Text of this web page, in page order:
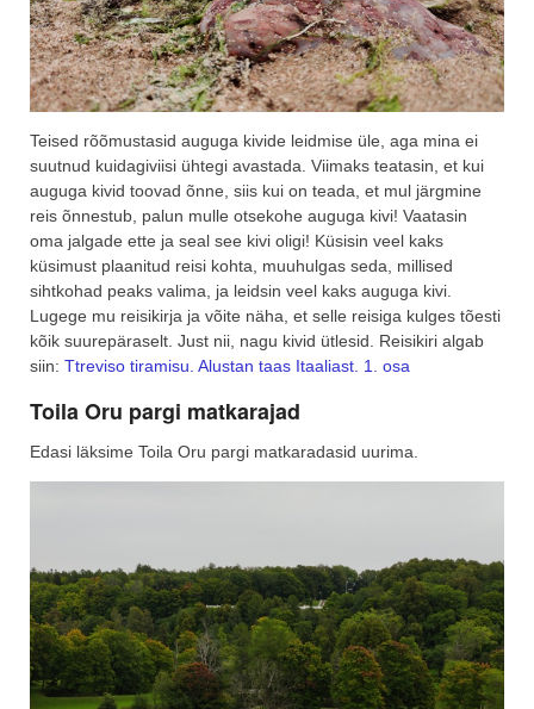
Teised rõõmustasid auguga kivide leidmise üle, aga mina ei
suutnud kuidagiviisi ühtegi avastada. Viimaks teatasin, et kui
auguga kivid toovad õnne, siis kui on teada, et mul järgmine
reis õnnestub, palun mulle otsekohe auguga kivi! Vaatasin
oma jalgade ette ja seal see kivi oligi! Küsisin veel kaks
küsimust plaanitud reisi kohta, muuhulgas seda, millised
sihtkohad peaks valima, ja leidsin veel kaks auguga kivi.
Lugege mu reisikirja ja võite näha, et selle reisiga kulges tõesti
kõik suurepäraselt. Just nii, nagu kivid ütlesid. Reisikiri algab
siin: Ttreviso tiramisu. Alustan taas Itaaliast. 1. osa
Toila Oru pargi matkarajad
Edasi läksime Toila Oru pargi matkaradasid uurima.